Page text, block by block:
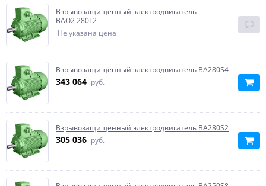
Взрывозащищенный электродвигатель
BAO2 280L2
Не указана цена
Взрывозащищенный электродвигатель ВА280S4
343 064 руб.
Взрывозащищенный электродвигатель ВА280S2
305 036 руб.